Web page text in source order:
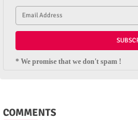
* We promise that we don't spam !
COMMENTS